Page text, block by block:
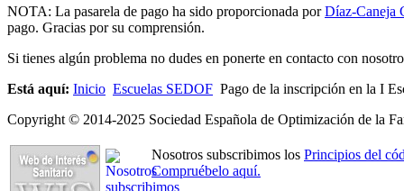
NOTA: La pasarela de pago ha sido proporcionada porDíaz-Caneja
pago. Gracias por su comprensión.
Si tienes algún problema no dudes en ponerte en contacto con
Está aquí: Inicio Escuelas SEDOF Pago de la inscripción en la I
Copyright © 2014-2025 Sociedad Española de Optimización de la
Nosotros subscribimos los Principios del
Compruébelo aquí.